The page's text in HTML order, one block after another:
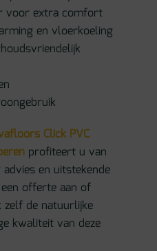
voor extra comfort
en vloerkoeling
Click PVC
profiteert u van
en uitstekende
offerte aan of
zelf de natuurlijke
kwaliteit van deze